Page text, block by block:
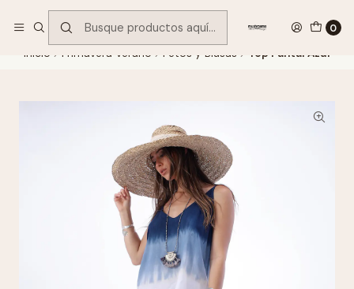
0
Inicio Primavera Verano Petos y Blusas Top Pantai Azul